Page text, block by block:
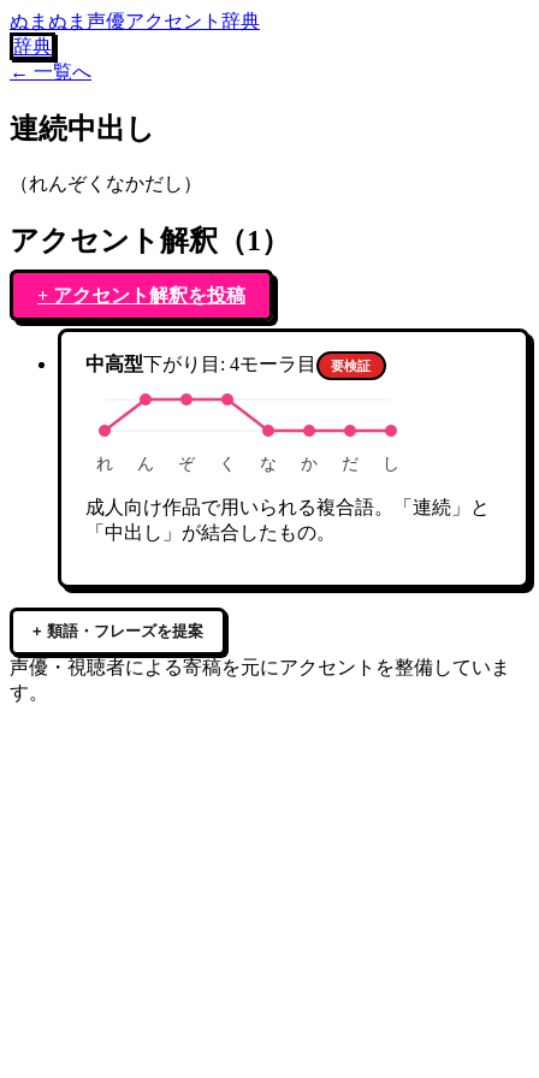
ぬまぬま声優アクセント辞典
辞典
← 一覧へ
連続中出し
（れんぞくなかだし ）
アクセント解釈（1）
+ アクセント解釈を投稿
中高型下がり目: 4モーラ目 要検証
れ ん ぞ く な か だ し
成人向け作品で用いられる複合語。「連続」と
「中出し」が結合したもの。
+ 類語・フレーズを提案
声優・視聴者による寄稿を元にアクセントを整備していま
す。